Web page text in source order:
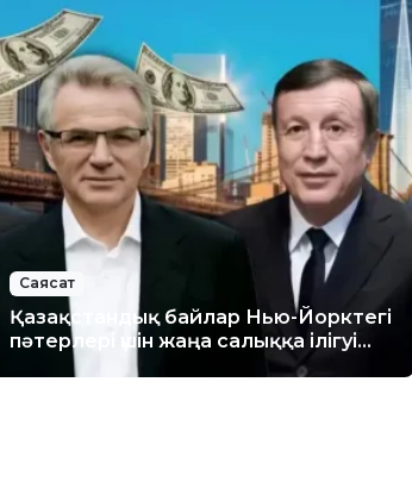
Саясат
Қазақстандық байлар Нью-Йорктегі
пәтерлері үшін жаңа салыққа ілігуі
мүмкін: Тізімде кімдер бар?